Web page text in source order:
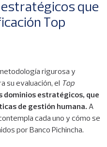
que
Top
rigurosa y
su evaluación, el
Top
dominios estratégicos, que
de gestión humana. A
cada uno y cómo se
por Banco Pichincha.